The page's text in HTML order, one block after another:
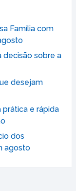
Família com
sobre a
desejam
prática e rápida
dos
agosto